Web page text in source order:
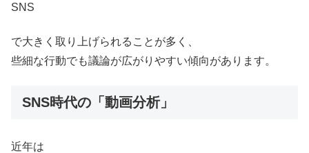
SNS
で大きく取り上げられることが多く、
些細な行動でも議論が広がりやすい傾向があります。
SNS時代の「動画分析」
近年は